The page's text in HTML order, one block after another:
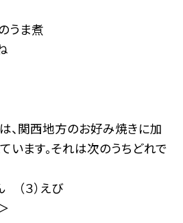
うま煮
、関西地方のお好み焼きに加
います。それは次のうちどれで
（３）えび